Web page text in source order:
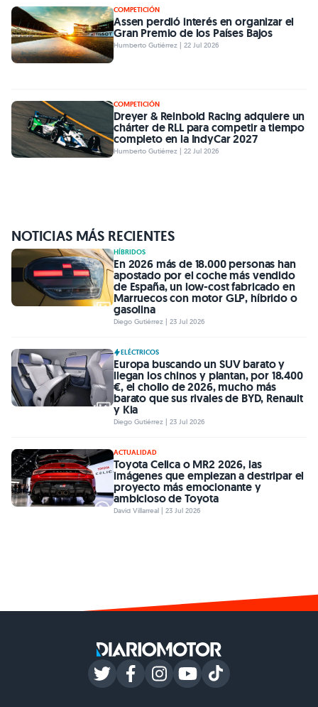
COMPETICIÓN
Assen perdió interés en organizar el
Gran Premio de los Países Bajos
Humberto Gutiérrez | 22 Jul 2026
COMPETICIÓN
Dreyer & Reinbold Racing adquiere un
chárter de RLL para competir a tiempo
completo en la IndyCar 2027
Humberto Gutiérrez | 22 Jul 2026
NOTICIAS MÁS RECIENTES
HÍBRIDOS
En 2026 más de 18.000 personas han
apostado por el coche más vendido
de España, un low-cost fabricado en
Marruecos con motor GLP, híbrido o
gasolina
Diego Gutiérrez | 23 Jul 2026
ELÉCTRICOS
Europa buscando un SUV barato y
llegan los chinos y plantan, por 18.400
€, el chollo de 2026, mucho más
barato que sus rivales de BYD, Renault
y Kia
Diego Gutiérrez | 23 Jul 2026
ACTUALIDAD
Toyota Celica o MR2 2026, las
imágenes que empiezan a destripar el
proyecto más emocionante y
ambicioso de Toyota
David Villarreal | 23 Jul 2026